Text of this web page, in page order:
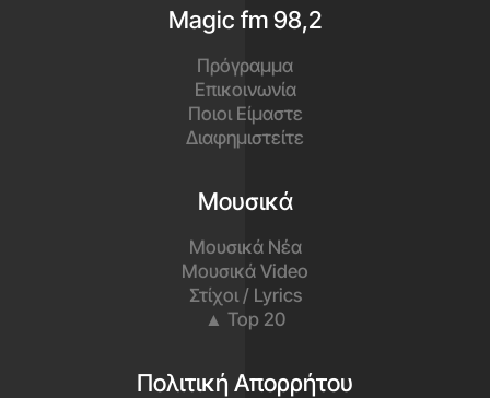
Magic fm 98,2
Πρόγραμμα
Επικοινωνία
Ποιοι Είμαστε
Διαφημιστείτε
Μουσικά
Μουσικά Νέα
Μουσικά Video
Στίχοι / Lyrics
▲ Top 20
Πολιτική Απορρήτου